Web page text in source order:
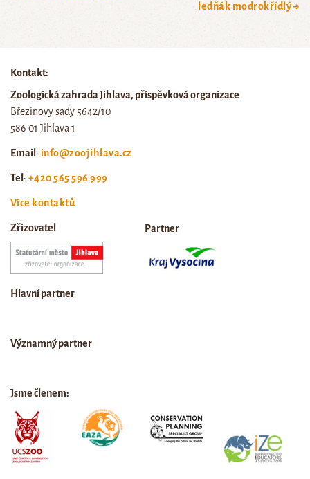
ledňák modrokřídlý →
Kontakt:
Zoologická zahrada Jihlava, příspěvková organizace
Březinovy sady 5642/10
586 01 Jihlava 1
Email: info@zoojihlava.cz
Tel: +420 565 596 999
Více kontaktů
Zřizovatel Partner
Hlavní partner
Významný partner
Jsme členem: